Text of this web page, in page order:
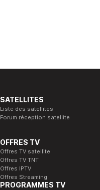
SATELLITES
Liste des satellites
Forum réception satellite
OFFRES TV
Offres TV satellite
Offres TV TNT
Offres IPTV
Offres Streaming
PROGRAMMES TV